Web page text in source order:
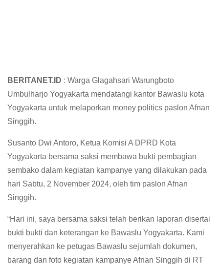
BERITANET.ID : Warga Glagahsari Warungboto
Umbulharjo Yogyakarta mendatangi kantor Bawaslu kota
Yogyakarta untuk melaporkan money politics paslon Afnan
Singgih.
Susanto Dwi Antoro, Ketua Komisi A DPRD Kota
Yogyakarta bersama saksi membawa bukti pembagian
sembako dalam kegiatan kampanye yang dilakukan pada
hari Sabtu, 2 November 2024, oleh tim paslon Afnan
Singgih.
“Hari ini, saya bersama saksi telah berikan laporan disertai
bukti bukti dan keterangan ke Bawaslu Yogyakarta. Kami
menyerahkan ke petugas Bawaslu sejumlah dokumen,
barang dan foto kegiatan kampanye Afnan Singgih di RT